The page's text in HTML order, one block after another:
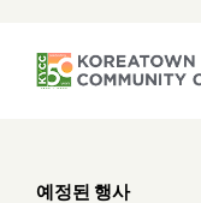
예정된 행사